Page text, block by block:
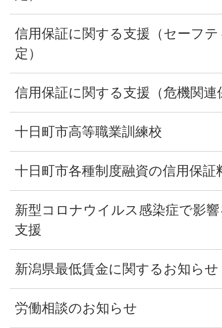
信用保証に関する支援（セーフ
定）
信用保証に関する支援（危機関連
十日町市高等職業訓練校
十日町市各種制度融資の信用保証
新型コロナウイルス感染症で影
支援
新潟県最低賃金に関するお知らせ
労働相談のお知らせ